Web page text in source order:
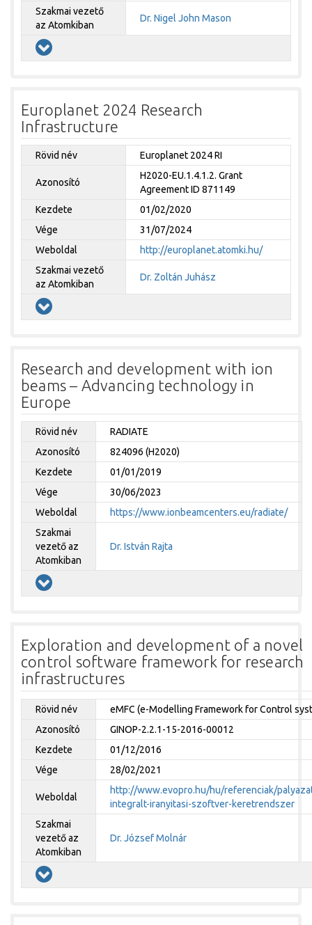
Szakmai vezető
az Atomkiban
Dr. Nigel John Mason
Europlanet 2024 Research
Infrastructure
Rövid név Europlanet 2024 RI
Azonosító
H2020-EU.1.4.1.2. Grant
Agreement ID 871149
Kezdete
01/02/2020
Vége
31/07/2024
Weboldal
http://europlanet.atomki.hu/
Szakmai vezető
az Atomkiban
Dr. Zoltán Juhász
Research and development with ion
beams – Advancing technology in
Europe
Rövid név
RADIATE
Azonosító
824096 (H2020)
Kezdete
01/01/2019
Vége
30/06/2023
Weboldal
https://www.ionbeamcenters.eu/radiate/
Szakmai
vezető az
Atomkiban
Dr. István Rajta
Exploration and development of a novel
control software framework for research
infrastructures
Rövid név
eMFC (e-Modelling Framework for Control
Azonosító
GINOP-2.2.1-15-2016-00012
Kezdete
01/12/2016
Vége
28/02/2021
Weboldal
http://www.evopro.hu/hu/referenciak/
integralt-iranyitasi-szoftver-keretrendszer
Szakmai
vezető az
Atomkiban
Dr. József Molnár